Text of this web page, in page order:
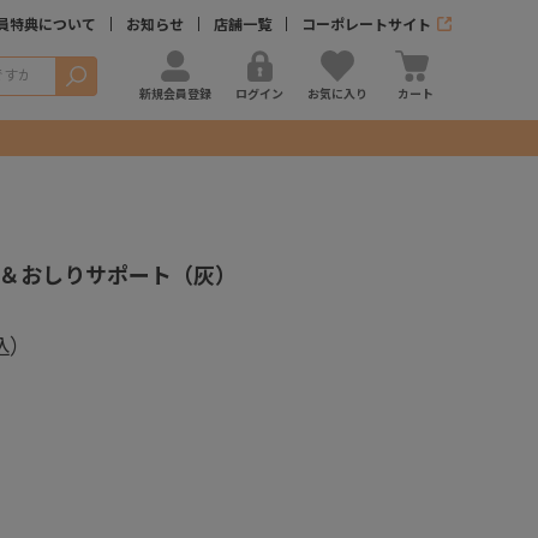
特典について お知らせ 店舗一覧 コーポレートサイト
検索
新規会員登録 ログイン お気に入り カート
しりサポート（灰）